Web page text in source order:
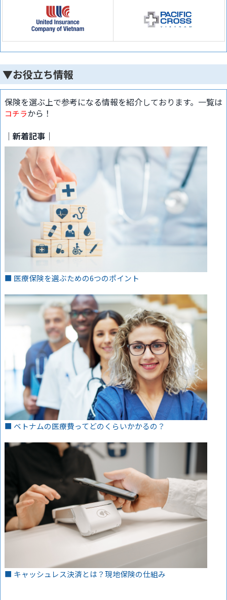
▼お役立ち情報
保険を選ぶ上で参考になる情報を紹介しております。一覧は
コチラから！
｜新着記事｜
■ 医療保険を選ぶための6つのポイント
■ ベトナムの医療費ってどのくらいかかるの？
■ キャッシュレス決済とは？現地保険の仕組み